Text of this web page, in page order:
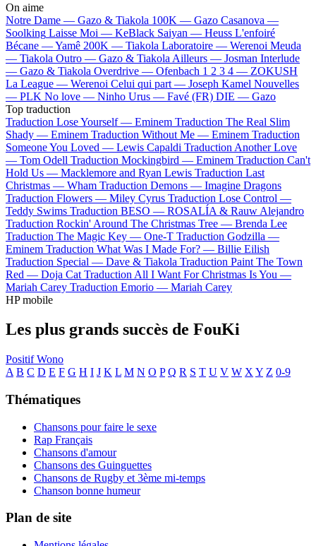
On aime
Notre Dame — Gazo & Tiakola 100K — Gazo Casanova —
Soolking Laisse Moi — KeBlack Saiyan — Heuss L'enfoiré
Bécane —Yamê 200K — Tiakola Laboratoire — Werenoi Meuda
— Tiakola Outro — Gazo & Tiakola Ailleurs — Josman Interlude
— Gazo & Tiakola Overdrive — Ofenbach 1 2 3 4 — ZOKUSH
La League — Werenoi Celui qui part — Joseph Kamel Nouvelles
— PLK No love — Ninho Urus — Favé (FR) DIE — Gazo
Top traduction
Traduction Lose Yourself — Eminem Traduction The Real Slim
Shady — Eminem Traduction Without Me — Eminem Traduction
Someone You Loved — Lewis Capaldi Traduction Another Love
— Tom Odell Traduction Mockingbird — Eminem Traduction Can't
Hold Us — Macklemore and Ryan Lewis Traduction Last
Christmas — Wham Traduction Demons — Imagine Dragons
Traduction Flowers — Miley Cyrus Traduction Lose Control —
Teddy Swims Traduction BESO — ROSALÍA & Rauw Alejandro
Traduction Rockin' Around The Christmas Tree — Brenda Lee
Traduction The Magic Key — One-T Traduction Godzilla —
Eminem Traduction What Was I Made For? — Billie Eilish
Traduction Special — Dave & Tiakola Traduction Paint The Town
Red — Doja Cat Traduction All I Want For Christmas Is You —
Mariah Carey Traduction Emorio — Mariah Carey
HP mobile
Les plus grands succès de FouKi
PositifWono
A B C D E F G H I J K L M N O P Q R S T U V W X Y Z 0-9
Thématiques
Chansons pour faire le sexe
Rap Français
Chansons d'amour
Chansons des Guinguettes
Chansons de Rugby et 3ème mi-temps
Chanson bonne humeur
Plan de site